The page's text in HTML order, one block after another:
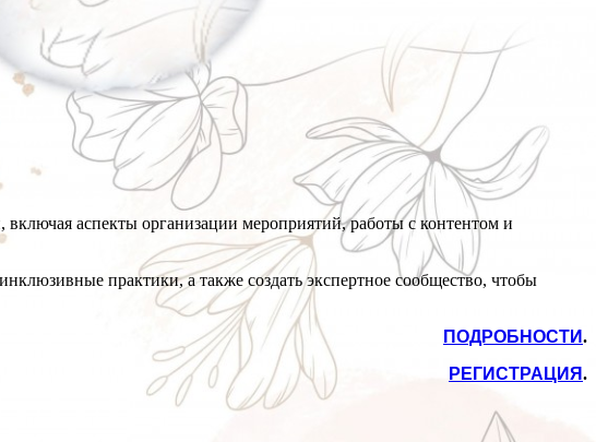
аспекты организации мероприятий, работы с контентом и
практики, а также создать экспертное сообщество, чтобы
ПОДРОБНОСТИ.
РЕГИСТРАЦИЯ.